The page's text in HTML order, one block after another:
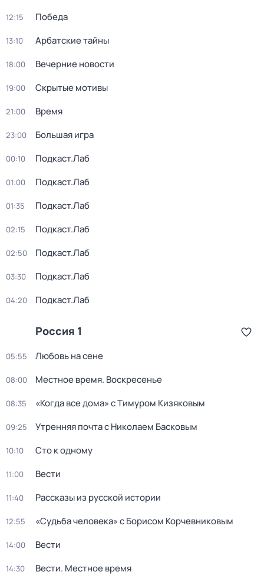
12:15 Победа
13:10 Арбатские тайны
18:00 Вечерние новости
19:00 Скрытые мотивы
21:00 Время
23:00 Большая игра
00:10 Подкаст.Лаб
01:00 Подкаст.Лаб
01:35 Подкаст.Лаб
02:15 Подкаст.Лаб
02:50 Подкаст.Лаб
03:30 Подкаст.Лаб
04:20 Подкаст.Лаб
Россия 1
05:55 Любовь на сене
08:00 Местное время. Воскресенье
08:35 «Когда все дома» с Тимуром Кизяковым
09:25 Утренняя почта с Николаем Басковым
10:10 Сто к одному
11:00 Вести
11:40 Рассказы из русской истории
12:55 «Судьба человека» с Борисом Корчевниковым
14:00 Вести
14:30 Вести. Местное время